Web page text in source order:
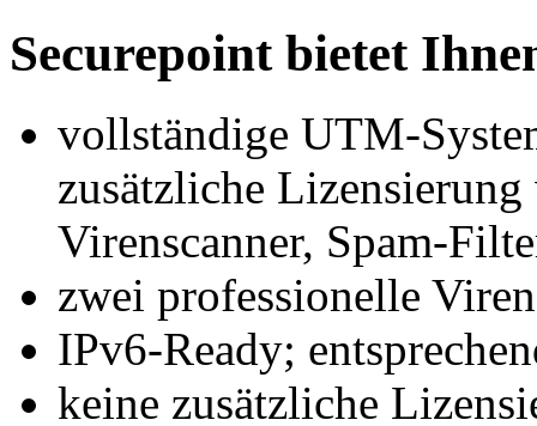
Securepoint bietet
vollständige UTM-
zusätzliche
Virenscanner, Spam-
zwei professionelle
IPv6-Ready;
keine zusätzliche